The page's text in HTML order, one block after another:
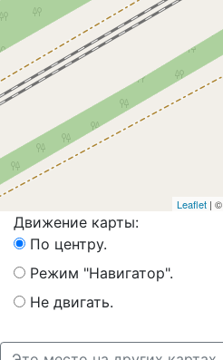
Leaflet | ©
Движение карты:
По центру.
Режим "Навигатор".
Не двигать.